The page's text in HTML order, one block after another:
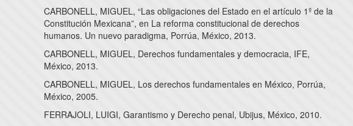
CARBONELL, MIGUEL, “Las obligaciones del Estado en el artículo 1º de la
Constitución Mexicana”, en La reforma constitucional de derechos
humanos. Un nuevo paradigma, Porrúa, México, 2013.
CARBONELL, MIGUEL, Derechos fundamentales y democracia, IFE,
México, 2013.
CARBONELL, MIGUEL, Los derechos fundamentales en México, Porrúa,
México, 2005.
FERRAJOLI, LUIGI, Garantismo y Derecho penal, Ubijus, México, 2010.